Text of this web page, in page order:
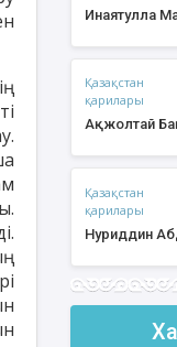
Бақытжан
Қазақстан
қарилары
Ақжолтай
Қазақстан
қарилары
Нуриддин